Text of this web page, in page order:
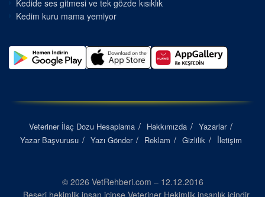
Kedide ses gitmesi ve tek gözde kısıklık
Kedim kuru mama yemiyor
Veteriner İlaç Dozu Hesaplama Hakkımızda
Yazarlar
Yazar Başvurusu
Yazı Gönder Reklam Gizlilik İletişim
© 2026 VetRehberi.com – 12.12.2016
Beşeri hekimlik insan içinse Veteriner Hekimlik insanlık içindir...